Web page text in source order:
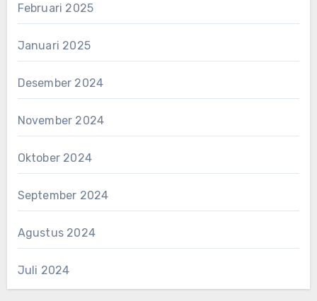
Februari 2025
Januari 2025
Desember 2024
November 2024
Oktober 2024
September 2024
Agustus 2024
Juli 2024